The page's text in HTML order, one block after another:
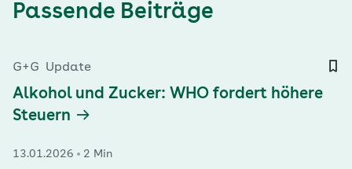
Passende Beiträge
G+G Update
Alkohol und Zucker: WHO fordert höhere
Steuern
13.01.2026 2 Min